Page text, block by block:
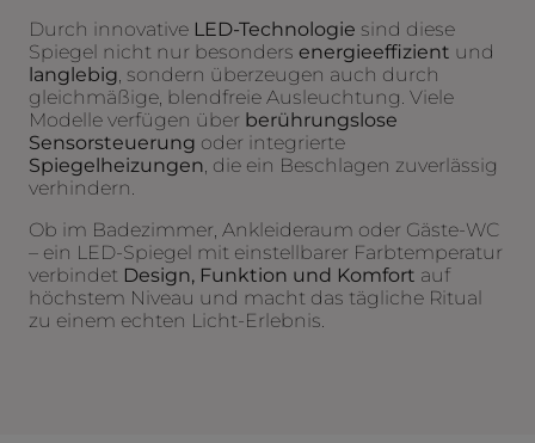
Durch innovative LED-Technologie sind diese
Spiegel nicht nur besonders energieeffizient und
langlebig, sondern überzeugen auch durch
gleichmäßige, blendfreie Ausleuchtung. Viele
Modelle verfügen über berührungslose
Sensorsteuerung oder integrierte
Spiegelheizungen, die ein Beschlagen zuverlässig
verhindern.
Ob im Badezimmer, Ankleideraum oder Gäste-WC
– ein LED-Spiegel mit einstellbarer Farbtemperatur
verbindet Design, Funktion und Komfort auf
höchstem Niveau und macht das tägliche Ritual
zu einem echten Licht-Erlebnis.